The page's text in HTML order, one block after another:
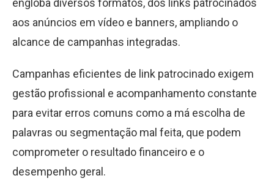
aos anúncios em vídeo e banners, ampliando o
alcance de campanhas integradas.
Campanhas eficientes de link patrocinado exigem
gestão profissional e acompanhamento constante
para evitar erros comuns como a má escolha de
palavras ou segmentação mal feita, que podem
comprometer o resultado financeiro e o
desempenho geral.